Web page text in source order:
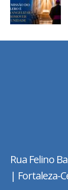
Rua Felino
| Fortaleza-